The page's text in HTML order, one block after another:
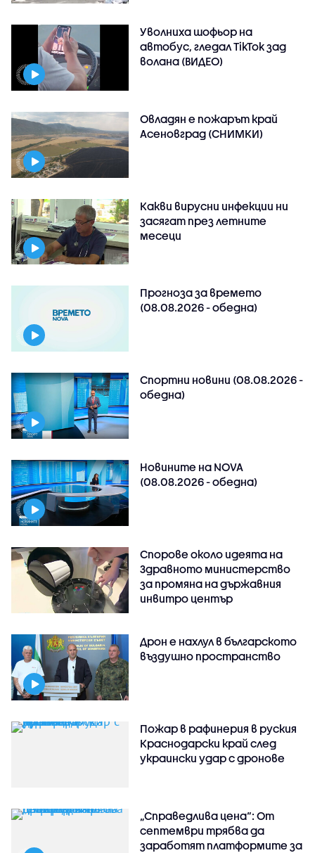
Уволниха шофьор на
автобус, гледал TikTok зад
волана (ВИДЕО)
Овладян е пожарът край
Асеновград (СНИМКИ)
Какви вирусни инфекции ни
засягат през летните
месеци
Прогноза за времето
(08.08.2026 - обедна)
Спортни новини (08.08.2026 -
обедна)
Новините на NOVA
(08.08.2026 - обедна)
Спорове около идеята на
Здравното министерство
за промяна на държавния
инвитро център
Дрон е нахлул в българското
въздушно пространство
Пожар в рафинерия в руския
Краснодарски край след
украински удар с дронове
„Справедлива цена“: От
септември трябва да
заработят платформите за